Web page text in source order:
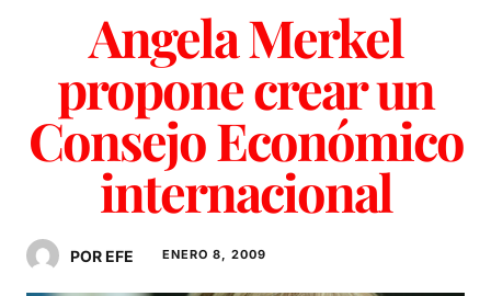
Angela Merkel
propone crear un
Consejo Económico
internacional
POR EFE ENERO 8, 2009